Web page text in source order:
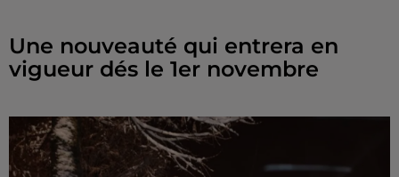
Une nouveauté qui entrera en
vigueur dés le 1er novembre